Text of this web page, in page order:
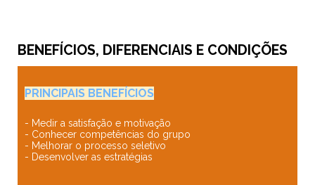
BENEFÍCIOS, DIFERENCIAIS E CONDIÇÕES
PRINCIPAIS BENEFÍCIOS
- Medir a satisfação e motivação
- Conhecer competências do grupo
- Melhorar o processo seletivo
- Desenvolver as estratégias